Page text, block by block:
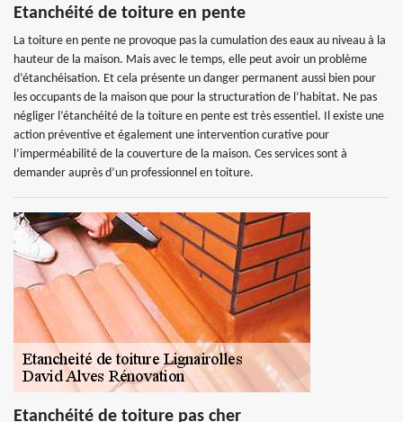
Etanchéité de toiture en pente
La toiture en pente ne provoque pas la cumulation des eaux au niveau à la
hauteur de la maison. Mais avec le temps, elle peut avoir un problème
d’étanchéisation. Et cela présente un danger permanent aussi bien pour
les occupants de la maison que pour la structuration de l’habitat. Ne pas
négliger l’étanchéité de la toiture en pente est très essentiel. Il existe une
action préventive et également une intervention curative pour
l’imperméabilité de la couverture de la maison. Ces services sont à
demander auprès d’un professionnel en toiture.
Etanchéité de toiture pas cher